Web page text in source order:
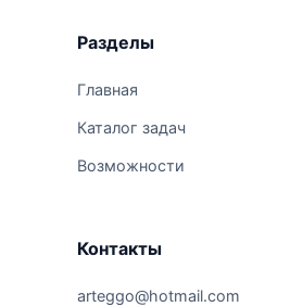
Разделы
Главная
Каталог задач
Возможности
Контакты
arteggo@hotmail.com